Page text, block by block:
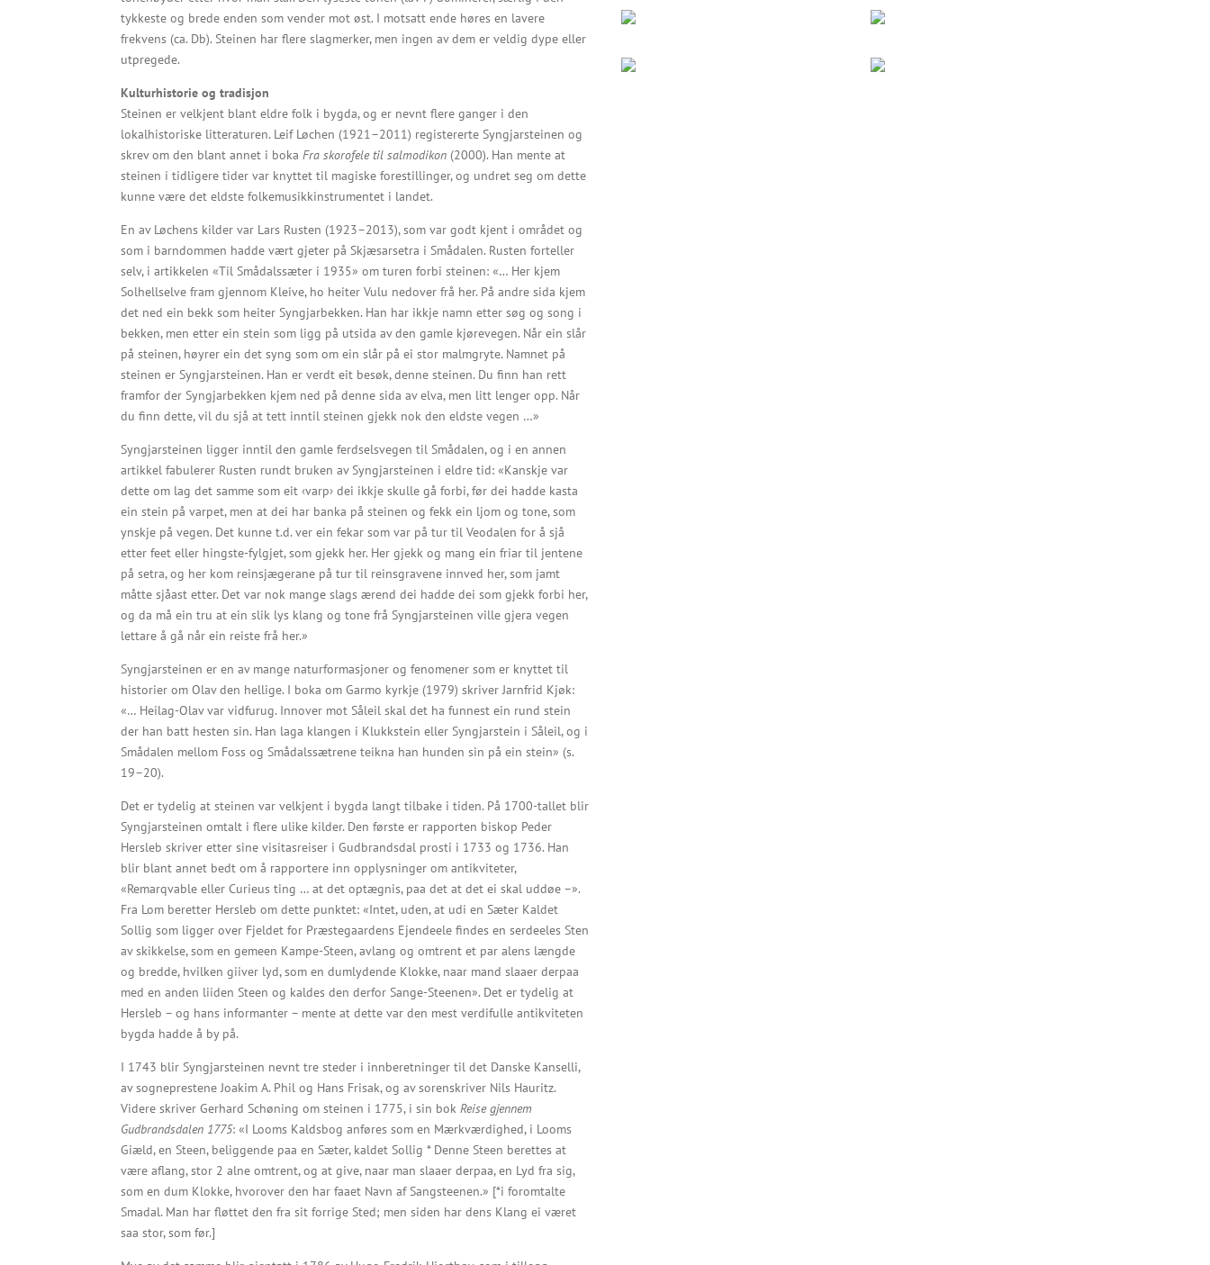
tykkeste og brede enden som vender mot øst. I motsatt ende høres en lavere
frekvens (ca. Db). Steinen har flere slagmerker, men ingen av dem er veldig dype eller
utpregede.
Kulturhistorie og tradisjon
Steinen er velkjent blant eldre folk i bygda, og er nevnt flere ganger i den
lokalhistoriske litteraturen. Leif Løchen (1921–2011) registererte Syngjarsteinen og
skrev om den blant annet i bokaFra skorofele til salmodikon (2000). Han mente at
steinen i tidligere tider var knyttet til magiske forestillinger, og undret seg om dette
kunne være det eldste folkemusikkinstrumentet i landet.
En av Løchens kilder var Lars Rusten (1923–2013), som var godt kjent i området og
som i barndommen hadde vært gjeter på Skjæsarsetra i Smådalen. Rusten forteller
selv, i artikkelen «Til Smådalssæter i 1935» om turen forbi steinen: «… Her kjem
Solhellselve fram gjennom Kleive, ho heiter Vulu nedover frå her. På andre sida kjem
det ned ein bekk som heiter Syngjarbekken. Han har ikkje namn etter søg og song i
bekken, men etter ein stein som ligg på utsida av den gamle kjørevegen. Når ein slår
på steinen, høyrer ein det syng som om ein slår på ei stor malmgryte. Namnet på
steinen er Syngjarsteinen. Han er verdt eit besøk, denne steinen. Du finn han rett
framfor der Syngjarbekken kjem ned på denne sida av elva, men litt lenger opp. Når
du finn dette, vil du sjå at tett inntil steinen gjekk nok den eldste vegen …»
Syngjarsteinen ligger inntil den gamle ferdselsvegen til Smådalen, og i en annen
artikkel fabulerer Rusten rundt bruken av Syngjarsteinen i eldre tid: «Kanskje var
dette om lag det samme som eit ‹varp› dei ikkje skulle gå forbi, før dei hadde kasta
ein stein på varpet, men at dei har banka på steinen og fekk ein ljom og tone, som
ynskje på vegen. Det kunne t.d. ver ein fekar som var på tur til Veodalen for å sjå
etter feet eller hingste-fylgjet, som gjekk her. Her gjekk og mang ein friar til jentene
på setra, og her kom reinsjægerane på tur til reinsgravene innved her, som jamt
måtte sjåast etter. Det var nok mange slags ærend dei hadde dei som gjekk forbi her,
og da må ein tru at ein slik lys klang og tone frå Syngjarsteinen ville gjera vegen
lettare å gå når ein reiste frå her.»
Syngjarsteinen er en av mange naturformasjoner og fenomener som er knyttet til
historier om Olav den hellige. I boka om Garmo kyrkje (1979) skriver Jarnfrid Kjøk:
«… Heilag-Olav var vidfurug. Innover mot Såleil skal det ha funnest ein rund stein
der han batt hesten sin. Han laga klangen i Klukkstein eller Syngjarstein i Såleil, og i
Smådalen mellom Foss og Smådalssætrene teikna han hunden sin på ein stein» (s.
19–20).
Det er tydelig at steinen var velkjent i bygda langt tilbake i tiden. På 1700-tallet blir
Syngjarsteinen omtalt i flere ulike kilder. Den første er rapporten biskop Peder
Hersleb skriver etter sine visitasreiser i Gudbrandsdal prosti i 1733 og 1736. Han
blir blant annet bedt om å rapportere inn opplysninger om antikviteter,
«Remarqvable eller Curieus ting … at det optægnis, paa det at det ei skal uddøe –».
Fra Lom beretter Hersleb om dette punktet: «Intet, uden, at udi en Sæter Kaldet
Sollig som ligger over Fjeldet for Præstegaardens Ejendeele findes en serdeeles Sten
av skikkelse, som en gemeen Kampe-Steen, avlang og omtrent et par alens længde
og bredde, hvilken giiver lyd, som en dumlydende Klokke, naar mand slaaer derpaa
med en anden liiden Steen og kaldes den derfor Sange-Steenen». Det er tydelig at
Hersleb – og hans informanter – mente at dette var den mest verdifulle antikviteten
bygda hadde å by på.
I 1743 blir Syngjarsteinen nevnt tre steder i innberetninger til det Danske Kanselli,
av sogneprestene Joakim A. Phil og Hans Frisak, og av sorenskriver Nils Hauritz.
Videre skriver Gerhard Schøning om steinen i 1775, i sin bokReise gjennem
Gudbrandsdalen 1775: «I Looms Kaldsbog anføres som en Mærkværdighed, i Looms
Giæld, en Steen, beliggende paa en Sæter, kaldet Sollig * Denne Steen berettes at
være aflang, stor 2 alne omtrent, og at give, naar man slaaer derpaa, en Lyd fra sig,
som en dum Klokke, hvorover den har faaet Navn af Sangsteenen.» [*i foromtalte
Smadal. Man har fløttet den fra sit forrige Sted; men siden har dens Klang ei været
saa stor, som før.]